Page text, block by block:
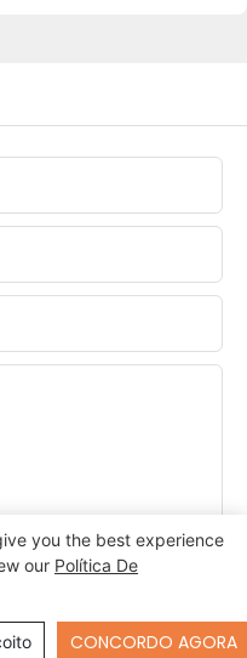
you the best experience
our Política De
CONCORDO AGORA